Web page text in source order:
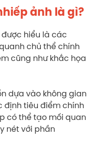
ảnh là gì?
hiểu là các
chủ thể chính
cũng như khắc họa
dựa vào không gian
định tiêu điểm chính
có thể tạo mối quan
nét với phần